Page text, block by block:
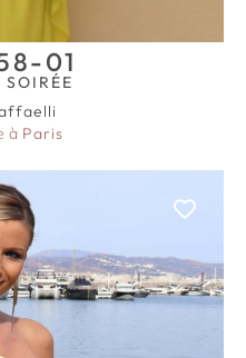
01
SOIRÉE
à Paris